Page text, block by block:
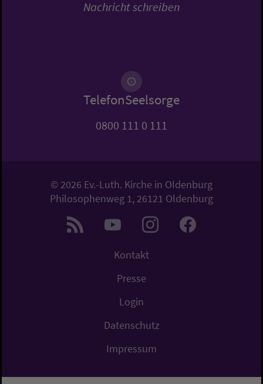
Nachricht schreiben
TelefonSeelsorge
0800 111 0 111
© 2026 Ev.-Luth. Kirche in Oldenburg
Philosophenweg 1, 26121 Oldenburg
Kontakt
Presse
Login
Datenschutz
Impressum